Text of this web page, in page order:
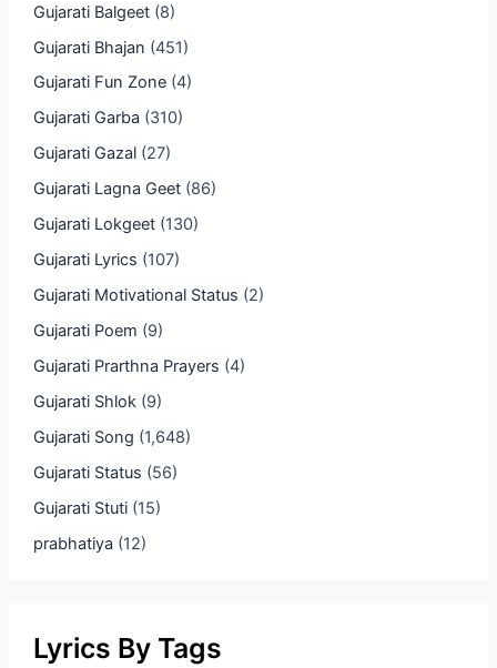
Gujarati Balgeet(8)
Gujarati Bhajan (451)
Gujarati Fun Zone(4)
Gujarati Garba (310)
Gujarati Gazal(27)
Gujarati Lagna Geet(86)
Gujarati Lokgeet(130)
Gujarati Lyrics (107)
Gujarati Motivational Status (2)
Gujarati Poem (9)
Gujarati Prarthna Prayers (4)
Gujarati Shlok(9)
Gujarati Song (1,648)
Gujarati Status (56)
Gujarati Stuti(15)
prabhatiya (12)
Lyrics By Tags